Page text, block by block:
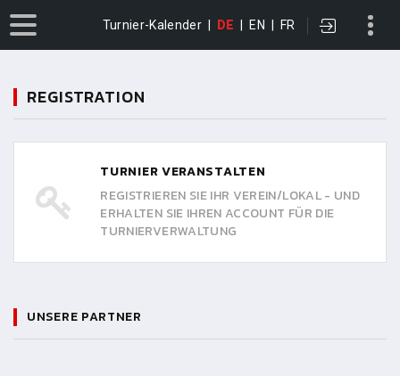
Turnier-Kalender DE EN FR
REGISTRATION
TURNIER VERANSTALTEN
REGISTRIEREN SIE IHR VEREIN/LOKAL - UND
ERHALTEN SIE IHREN ACCOUNT FÜR DIE
TURNIERVERWALTUNG
UNSERE PARTNER